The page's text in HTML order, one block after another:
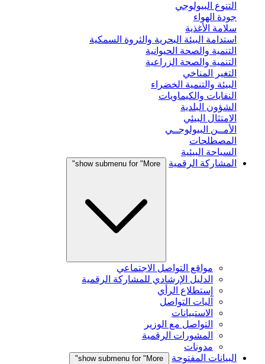
التنوع البيولوجي
جودة الهواء
سلامة الأغذية
استدامة البيئة البحرية والثروة السمكية
التنمية والصحة الحيوانية
التنمية والصحة الزراعية
التغير المناخي
البيئة والتنمية الخضراء
النفايات والكيماويات
الشؤون البلدية
الامتثال البيئي
الأمــن البيولوجــي
المصطلحات
السياحة البيئية
المشاركة الرقمية
show submenu for "More"
مواقع التواصل الاجتماعي
الدليل الإرشادي للمشاركة الرقمية
إستطلاع الرأي
آليات التواصل
الاستبيانات
التواصل مع الوزير
المشورات الرقمية
مدونات
البيانات المفتوحة
show submenu for "More"